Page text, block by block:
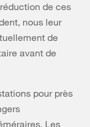
de ces
nous leur
de
avant de
pour près
Les